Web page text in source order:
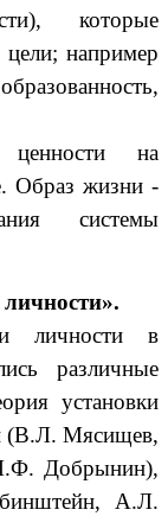
которые
например
на
Образ жизни -
системы
личности в
различные
установки
(В.Л. Мясищев,
Добрынин),
А.Л.